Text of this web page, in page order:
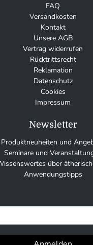
FAQ
Versandkosten
Kontakt
Unsere AGB
Vertrag widerrufen
Rücktrittsrecht
Reklamation
Datenschutz
Cookies
Impressum
Newsletter
Produktneuheiten und
Seminare und
über
Anwendungstipps